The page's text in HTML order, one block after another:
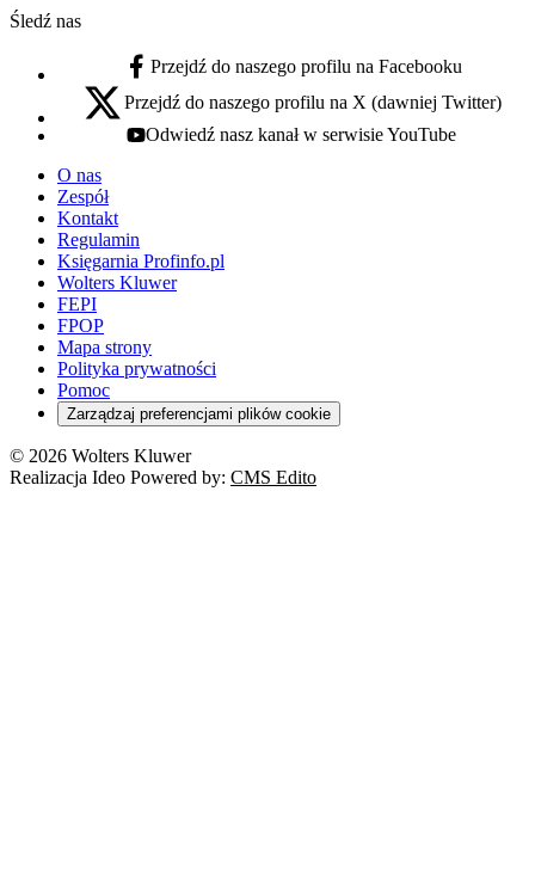
Śledź nas
facebook - otwiera się w nowej karcie
Przejdź do naszego profilu na Facebooku
x - otwiera się w nowej karcie
Przejdź do naszego profilu na X (dawniej Twitter)
youtube - otwiera się w nowej karcie
Odwiedź nasz kanał w serwisie YouTube
O nas
Zespół
Kontakt
Regulamin
Księgarnia Profinfo.pl
Wolters Kluwer
FEPI
FPOP
Mapa strony
Polityka prywatności
Pomoc
Zarządzaj preferencjami plików cookie
© 2026 Wolters Kluwer
Realizacja Ideo Powered by: CMS Edito